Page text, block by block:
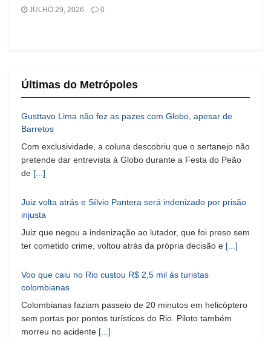
JULHO 29, 2026 0
Últimas do Metrópoles
Gusttavo Lima não fez as pazes com Globo, apesar de
Barretos
Com exclusividade, a coluna descobriu que o sertanejo não
pretende dar entrevista à Globo durante a Festa do Peão
de [...]
Juiz volta atrás e Sílvio Pantera será indenizado por prisão
injusta
Juiz que negou a indenização ao lutador, que foi preso sem
ter cometido crime, voltou atrás da própria decisão e [...]
Voo que caiu no Rio custou R$ 2,5 mil às turistas
colombianas
Colombianas faziam passeio de 20 minutos em helicóptero
sem portas por pontos turísticos do Rio. Piloto também
morreu no acidente [...]